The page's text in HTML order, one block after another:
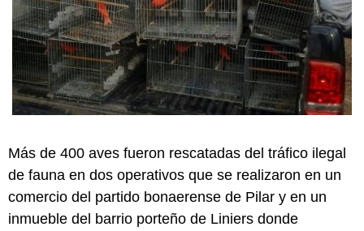
Más de 400 aves fueron rescatadas del tráfico ilegal
de fauna en dos operativos que se realizaron en un
comercio del partido bonaerense de Pilar y en un
inmueble del barrio porteño de Liniers donde